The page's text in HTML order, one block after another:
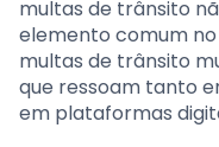
multas de trânsito
elemento comum
multas de trânsito
que ressoam tanto
em plataformas